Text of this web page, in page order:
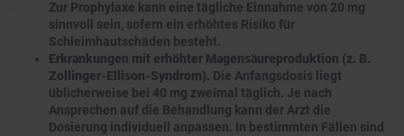
Zur Prophylaxe kann eine tägliche Einnahme von 20 mg
sinnvoll sein, sofern ein erhöhtes Risiko für
Schleimhautschäden besteht.
Erkrankungen mit erhöhter Magensäureproduktion (z. B.
Zollinger-Ellison-Syndrom). Die Anfangsdosis liegt
üblicherweise bei 40 mg zweimal täglich. Je nach
Ansprechen auf die Behandlung kann der Arzt die
Dosierung individuell anpassen. In bestimmten Fällen sind